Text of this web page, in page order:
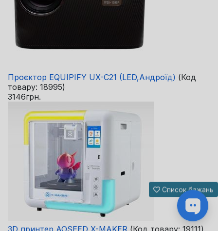
Проєктор EQUIPIFY UX-C21 (LED,Андроїд) (Код
товару: 18995)
3146грн.
3D принтер AOSEED X-MAKER (Код товару: 19111)
Список бажань